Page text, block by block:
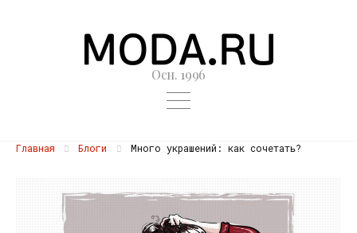
Осн. 1996
Главная Блоги Много украшений: как сочетать?